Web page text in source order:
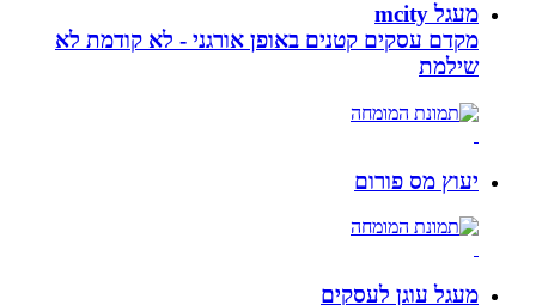
מעגל mcity
מקדם עסקים קטנים באופן אורגני - לא קודמת לא
שילמת
יעוץ מס פורום
מעגל עוגן לעסקים